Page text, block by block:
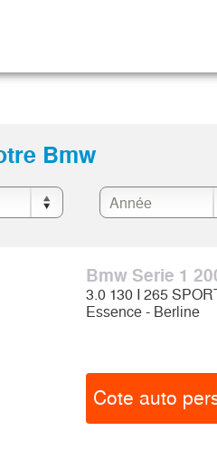
Bmw
Bmw Serie 1
3.0 130 I 265
Essence - Berline
Cote auto